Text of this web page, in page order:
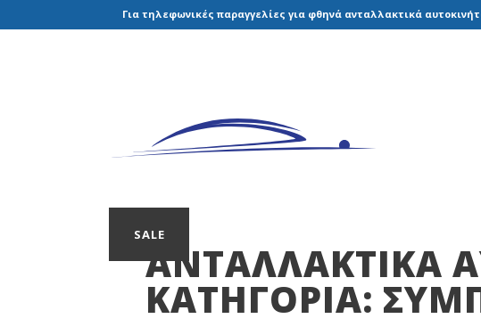
Για τηλεφωνικές παραγγελίες για φθηνά ανταλλακτικά
SALE
ΑΝΤΑΛΛΑΚΤΙΚΆ
ΚΑΤΗΓΟΡΊΑ: